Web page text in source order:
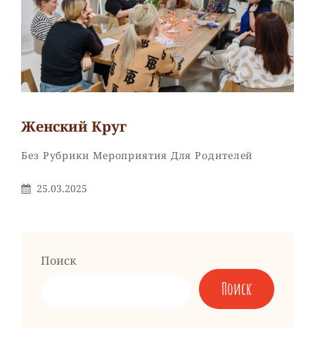
Женский Круг
Рубрики
Без Рубрики Мероприятия Для Родителей
Опубликовано
25.03.2025
Поиск
Поиск